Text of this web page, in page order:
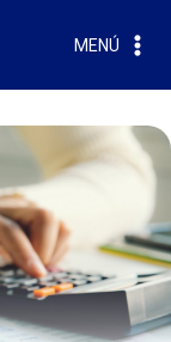
MENÚ